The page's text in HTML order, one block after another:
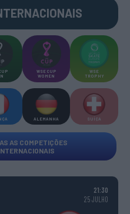
WSE CUP
WOMEN
WSE
TROPHY
ALEMANHA SUÍÇA
AS COMPETIÇÕES
21:30
25 JULHO